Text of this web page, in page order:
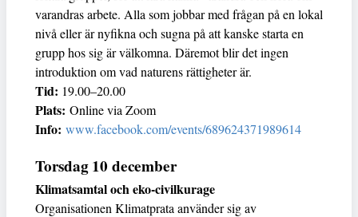
varandras arbete. Alla som jobbar med frågan på en lokal
nivå eller är nyfikna och sugna på att kanske starta en
grupp hos sig är välkomna. Däremot blir det ingen
introduktion om vad naturens rättigheter är.
Tid: 19.00–20.00
Plats: Online via Zoom
Info: www.facebook.com/events/689624371989614
Torsdag 10 december
Klimatsamtal och eko-civilkurage
Organisationen Klimatprata använder sig av